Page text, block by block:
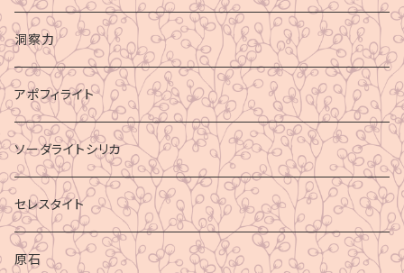
洞察力
アポフィライト
ソーダライトシリカ
セレスタイト
原石